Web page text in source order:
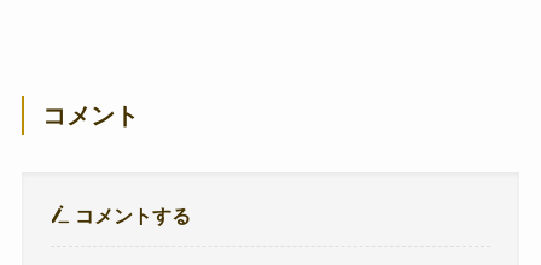
コメント
コメントする